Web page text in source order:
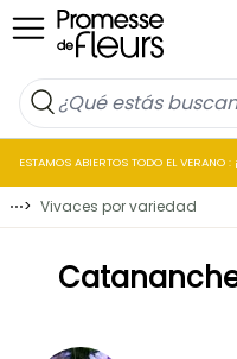
Ir al contenido
ESTAMOS ABIERTOS TODO EL
⋯> Vivaces por variedad